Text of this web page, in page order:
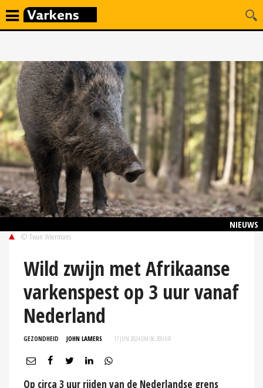
NIEUWS
© Twan Wiermans
Wild zwijn met Afrikaanse
varkenspest op 3 uur vanaf
Nederland
GEZONDHEID JOHN LAMERS 17 JUN 2024 OM 06:30UUR
Op circa 3 uur rijden van de Nederlandse grens